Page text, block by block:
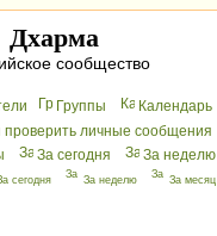
Дхарма
сообщество
Группы Календарь
проверить личные сообщения
За сегодня За неделю
сегодня За неделю За месяц